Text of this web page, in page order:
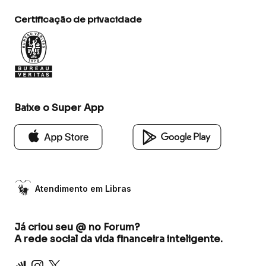
Certificação de privacidade
Baixe o Super App
Atendimento em Libras
Já criou seu @ no Forum?
A rede social da vida financeira inteligente.
Inter Instagram
X